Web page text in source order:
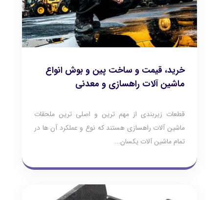
خرید، قیمت و ساخت پین و بوش انواع
ماشین آلات راهسازی و معدنی
قطعات زیربندی از مهم ترین و اصلی ترین ملحقات
ماشین آلات راهسازی هستند که نوع و عملکرد آن ها در
تمام ماشین آلات یکسان...